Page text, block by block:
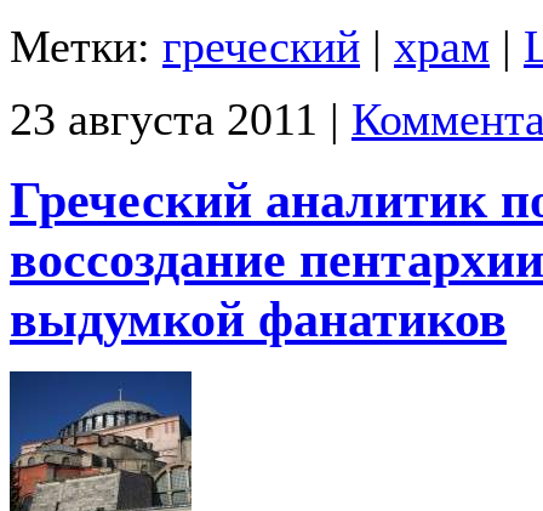
Метки: греческий | храм |
23 августа 2011 |
Греческий аналитик
воссоздание
выдумкой фанатиков